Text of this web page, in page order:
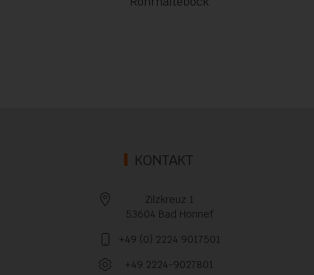
KONTAKT
Zilzkreuz 1
53604 Bad Honnef
+49 (0) 2224 9017501
+49 2224-9027801